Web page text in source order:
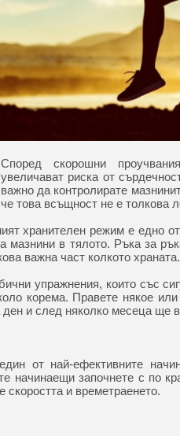
Според скорошни
увеличават риска от
важно да контролирате
че това всъщност не е толкова
хранителен режим е едно
мазнини в тялото. Ръка за
важна част колкото храната.
упражнения, които със
корема. Правете някое
ден и след няколко месеца ще
от най-ефективните
начинаещи започнете с по
скоростта и времетраенето.